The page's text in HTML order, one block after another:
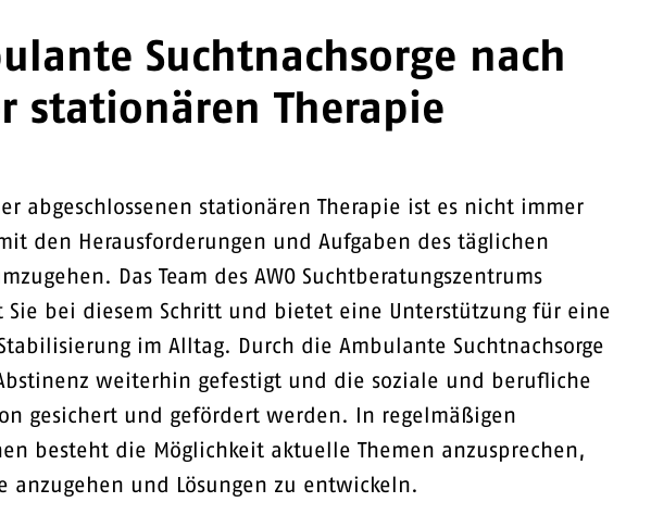
Suchtnachsorge nach
stationären Therapie
abgeschlossenen stationären Therapie ist es nicht immer
den Herausforderungen und Aufgaben des täglichen
Das Team des AWO Suchtberatungszentrums
Sie bei diesem Schritt und bietet eine Unterstützung für eine
im Alltag. Durch die Ambulante Suchtnachsorge
weiterhin gefestigt und die soziale und berufliche
gesichert und gefördert werden. In regelmäßigen
besteht die Möglichkeit aktuelle Themen anzusprechen,
anzugehen und Lösungen zu entwickeln.